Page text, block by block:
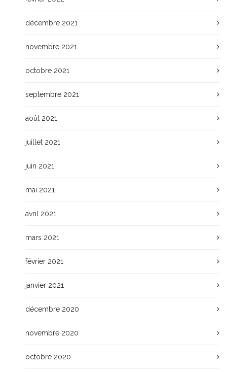
décembre 2021
novembre 2021
octobre 2021
septembre 2021
août 2021
juillet 2021
juin 2021
mai 2021
avril 2021
mars 2021
février 2021
janvier 2021
décembre 2020
novembre 2020
octobre 2020